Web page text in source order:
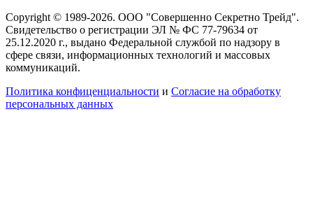
Copyright © 1989-2026. ООО "Совершенно Секретно Трейд".
Свидетельство о регистрации ЭЛ № ФС 77-79634 от
25.12.2020 г., выдано Федеральной службой по надзору в
сфере связи, информационных технологий и массовых
коммуникаций.
Политика конфиценциальности и Согласие на обработку
персональных данных